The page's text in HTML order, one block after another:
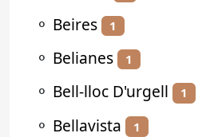
⚬ Beires 1
⚬ Belianes 1
⚬ Bell-lloc D'urgell 1
⚬ Bellavista 1